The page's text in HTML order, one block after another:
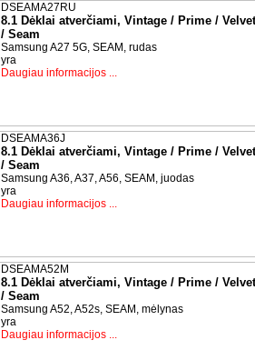
DSEAMA27RU
8.1 Dėklai atverčiami, Vintage / Prime / Velvet
/ Seam
Samsung A27 5G, SEAM, rudas
yra
Daugiau informacijos ...
DSEAMA36J
8.1 Dėklai atverčiami, Vintage / Prime / Velvet
/ Seam
Samsung A36, A37, A56, SEAM, juodas
yra
Daugiau informacijos ...
DSEAMA52M
8.1 Dėklai atverčiami, Vintage / Prime / Velvet
/ Seam
Samsung A52, A52s, SEAM, mėlynas
yra
Daugiau informacijos ...